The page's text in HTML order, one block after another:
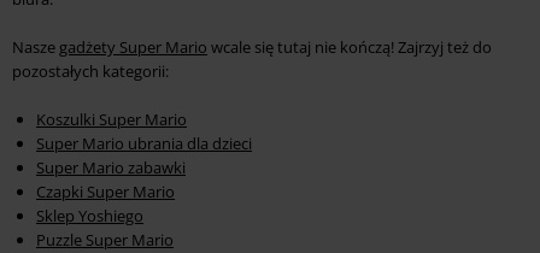
Nasze gadżety Super Mario wcale się tutaj nie kończą! Zajrzyj też do
pozostałych kategorii:
Koszulki Super Mario
Super Mario ubrania dla dzieci
Super Mario zabawki
Czapki Super Mario
Sklep Yoshiego
Puzzle Super Mario